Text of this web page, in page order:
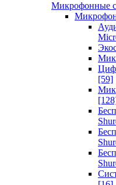
Микрофонные
[59]